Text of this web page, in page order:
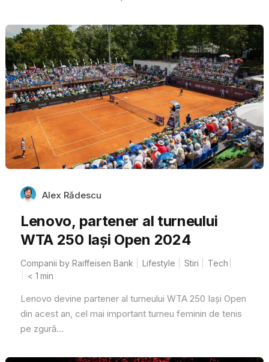
Alex Rădescu
Lenovo, partener al turneului
WTA 250 Iași Open 2024
Companii by Raiffeisen Bank Lifestyle Stiri
Tech
< 1 min
Lenovo devine partener al turneului WTA 250 Iași Open
din acest an, cel mai important turneu feminin de tenis
pe zgură...